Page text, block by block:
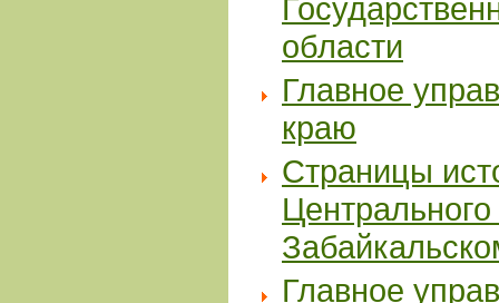
области
Главное
краю
Страницы
Главное